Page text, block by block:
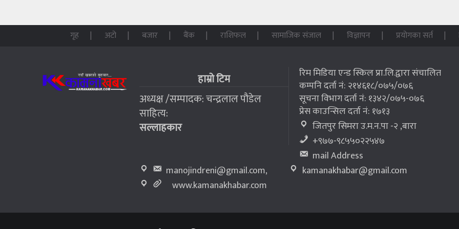
गृह अटो बजार बैंक राशिफल सामाजिक संजाल विज्ञापन प्रयोगका सर्त
हाम्रो टिम
अध्यक्ष /सम्पादक: चन्द्रलाल पौडेल
साहित्य:
सल्लाहकार
रिम मिडिया एन्ड स्किल प्रा.लि.द्वारा संचालित
कम्पनि दर्ता नं: २१४६१८/०७५/०७६
सूचना विभाग दर्ता नं: १३४२/०७५-०७६
प्रेस काउन्सिल दर्ता नं: १७१३
जितपुर सिमरा उ.म.न.पा -२ ,बारा
+९७७-९८५५०२२५४७
mail Address
manojindreni@gmail.com,
kamanakhabar@gmail.com
www.kamanakhabar.com